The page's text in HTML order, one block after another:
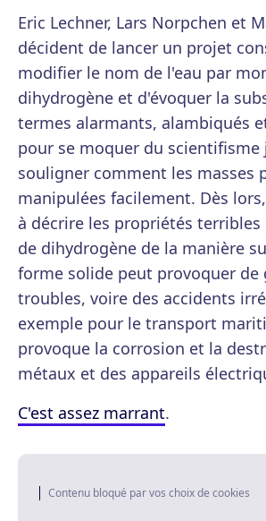
Eric Lechner, Lars Norpchen et
décident de lancer un projet
modifier le nom de l'eau par
dihydrogène et d'évoquer la
termes alarmants, alambiqués
pour se moquer du
souligner comment les masses
manipulées facilement. Dès
à décrire les propriétés
de dihydrogène de la manière
forme solide peut provoquer de
troubles, voire des accidents
exemple pour le transport
provoque la corrosion et la
métaux et des appareils
C'est assez marrant.
Contenu bloqué par vos choix de cookies